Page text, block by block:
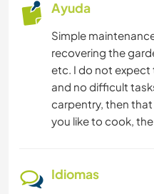
Ayuda
Simple
recovering the
etc. I do not expect
and no difficult
carpentry, then
you like to cook,
Idiomas